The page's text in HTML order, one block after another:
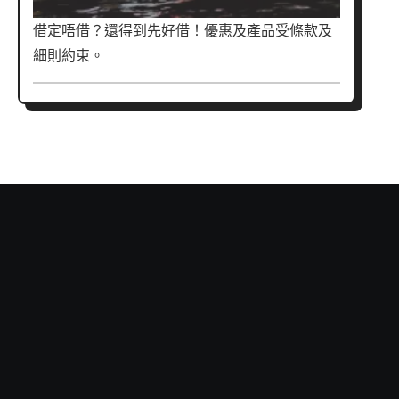
借定唔借？還得到先好借！優惠及產品受條款及
細則約束。